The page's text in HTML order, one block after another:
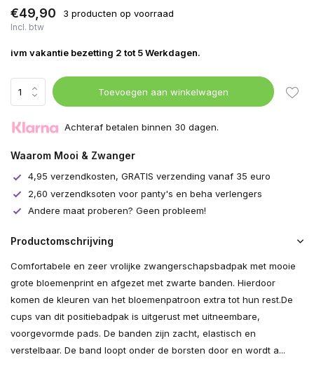
€49,90 3 producten op voorraad
Incl. btw
ivm vakantie bezetting 2 tot 5 Werkdagen.
Toevoegen aan winkelwagen
Achteraf betalen binnen 30 dagen.
Waarom Mooi & Zwanger
4,95 verzendkosten, GRATIS verzending vanaf 35 euro
2,60 verzendksoten voor panty's en beha verlengers
Andere maat proberen? Geen probleem!
Productomschrijving
Comfortabele en zeer vrolijke zwangerschapsbadpak met mooie
grote bloemenprint en afgezet met zwarte banden. Hierdoor
komen de kleuren van het bloemenpatroon extra tot hun rest.De
cups van dit positiebadpak is uitgerust met uitneembare,
voorgevormde pads. De banden zijn zacht, elastisch en
verstelbaar. De band loopt onder de borsten door en wordt a...